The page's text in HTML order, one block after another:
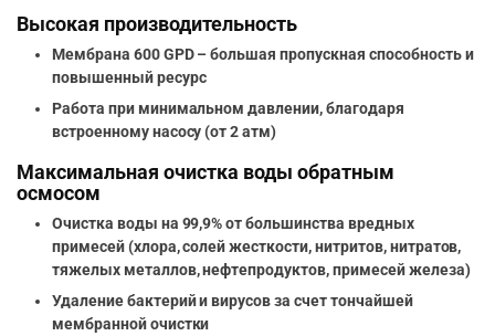
Высокая производительность
Мембрана 600 GPD – большая пропускная способность и
повышенный ресурс
Работа при минимальном давлении, благодаря
встроенному насосу (от 2 атм)
Максимальная очистка воды обратным
осмосом
Очистка воды на 99,9% от большинства вредных
примесей (хлора, солей жесткости, нитритов, нитратов,
тяжелых металлов, нефтепродуктов, примесей железа)
Удаление бактерий и вирусов за счет тончайшей
мембранной очистки